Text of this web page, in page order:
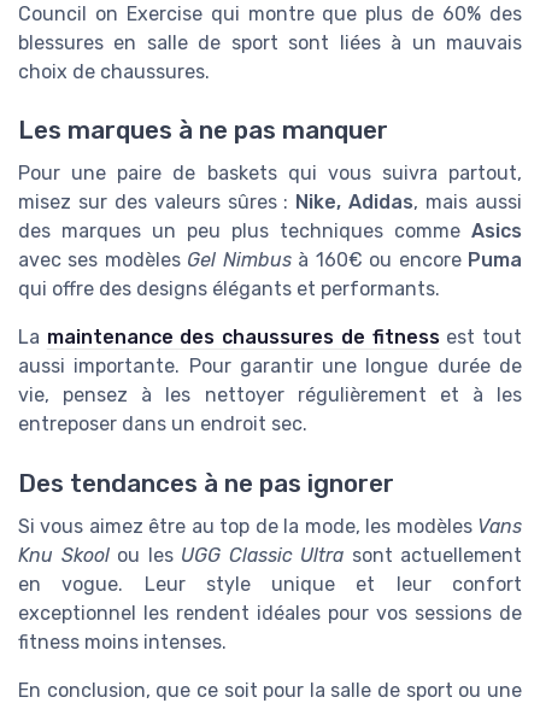
Council on Exercise qui montre que plus de 60% des
blessures en salle de sport sont liées à un mauvais
choix de chaussures.
Les marques à ne pas manquer
Pour une paire de baskets qui vous suivra partout,
misez sur des valeurs sûres : Nike, Adidas, mais aussi
des marques un peu plus techniques comme Asics
avec ses modèles Gel Nimbusà 160€ ou encore Puma
qui offre des designs élégants et performants.
La maintenance des chaussures de fitnessest tout
aussi importante. Pour garantir une longue durée de
vie, pensez à les nettoyer régulièrement et à les
entreposer dans un endroit sec.
Des tendances à ne pas ignorer
Si vous aimez être au top de la mode, les modèles Vans
Knu Skoolou les UGG Classic Ultra sont actuellement
en vogue. Leur style unique et leur confort
exceptionnel les rendent idéales pour vos sessions de
fitness moins intenses.
En conclusion, que ce soit pour la salle de sport ou une